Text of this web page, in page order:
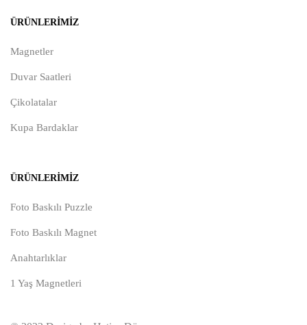
ÜRÜNLERIMIZ
Magnetler
Duvar Saatleri
Çikolatalar
Kupa Bardaklar
ÜRÜNLERIMIZ
Foto Baskılı Puzzle
Foto Baskılı Magnet
Anahtarlıklar
1 Yaş Magnetleri